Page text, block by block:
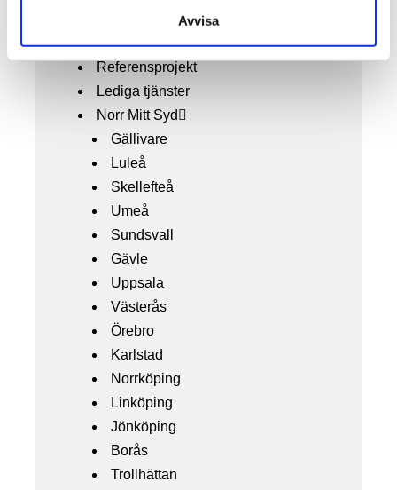
Avvisa
GDPR
Referensprojekt
Lediga tjänster
Norr Mitt Syd
Gällivare
Luleå
Skellefteå
Umeå
Sundsvall
Gävle
Uppsala
Västerås
Örebro
Karlstad
Norrköping
Linköping
Jönköping
Borås
Trollhättan